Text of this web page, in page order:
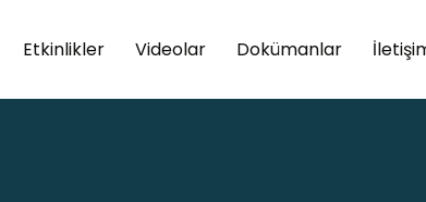
Etkinlikler Videolar Dokümanlar